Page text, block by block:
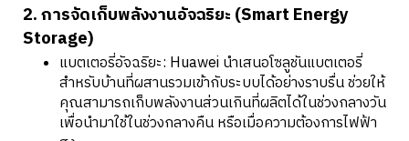
2. การจัดเก็บพลังงานอัจฉริยะ (Smart Energy
Storage)
แบตเตอรี่อัจฉริยะ: Huawei นำเสนอโซลูชันแบตเตอรี่
สำหรับบ้านที่ผสานรวมเข้ากับระบบได้อย่างราบรื่น ช่วยให้
คุณสามารถเก็บพลังงานส่วนเกินที่ผลิตได้ในช่วงกลางวัน
เพื่อนำมาใช้ในช่วงกลางคืน หรือเมื่อความต้องการไฟฟ้า